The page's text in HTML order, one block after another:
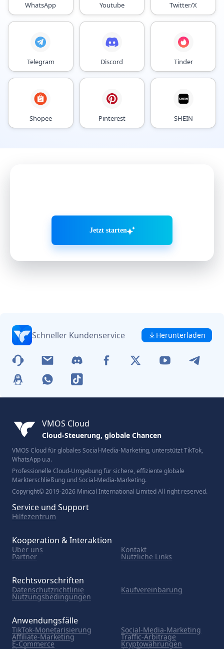
WhatsApp Youtube Twitter/X
Telegram Discord Tinder
Shopee Pinterest SHEIN
Jetzt starten
Schneller Kundenservice Herunterladen
VMOS Cloud
Cloud-Steuerung, globale Chancen
VMOS Cloud für globales Social-Media-Marketing, unterstützt TikTok,
WhatsApp u.a.
Professionelle Cloud-Umgebung für sichere, effiziente globale
Markterschließung und Social-Media-Marketing.
Copyright© 2019-2026 Minical International Limited All right reserved.
Service und Support
Hilfezentrum
Kooperation & Interaktion
Über uns Kontakt
Partner Nützliche Links
Rechtsvorschriften
Datenschutzrichtlinie Kaufvereinbarung
Nutzungsbedingungen
Anwendungsfälle
TikTok-Monetarisierung Social-Media-Marketing
Affiliate-Marketing Traffic-Arbitrage
E-Commerce Kryptowährungen